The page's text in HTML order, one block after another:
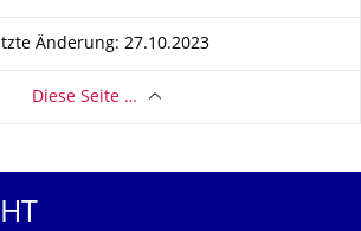
Änderung: 27.10.2023
Diese Seite …